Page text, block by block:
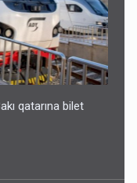
oğludur - DOSYE
qatarına bilet